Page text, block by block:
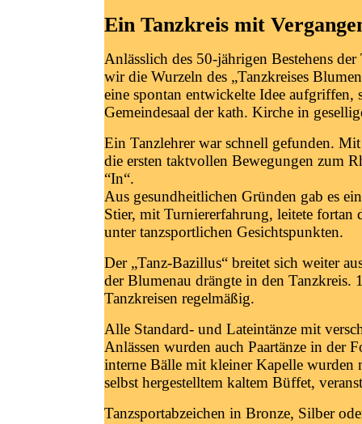
Ein Tanzkreis mit
Anlässlich des 50-jährigen Bestehens
wir die Wurzeln des „Tanzkreises
eine spontan entwickelte Idee aufgriffen,
Gemeindesaal der kath. Kirche in
Ein Tanzlehrer war schnell gefunden.
die ersten taktvollen Bewegungen zum
“In“.
Aus gesundheitlichen Gründen gab es
Stier, mit Turniererfahrung, leitete fortan
unter tanzsportlichen Gesichtspunkten.
Der „Tanz-Bazillus“ breitet sich weiter
der Blumenau drängte in den Tanzkreis.
Tanzkreisen regelmäßig.
Alle Standard- und Lateintänze mit
Anlässen wurden auch Paartänze in der
interne Bälle mit kleiner Kapelle wurden
selbst hergestelltem kaltem Büffet,
Tanzsportabzeichen in Bronze, Silber